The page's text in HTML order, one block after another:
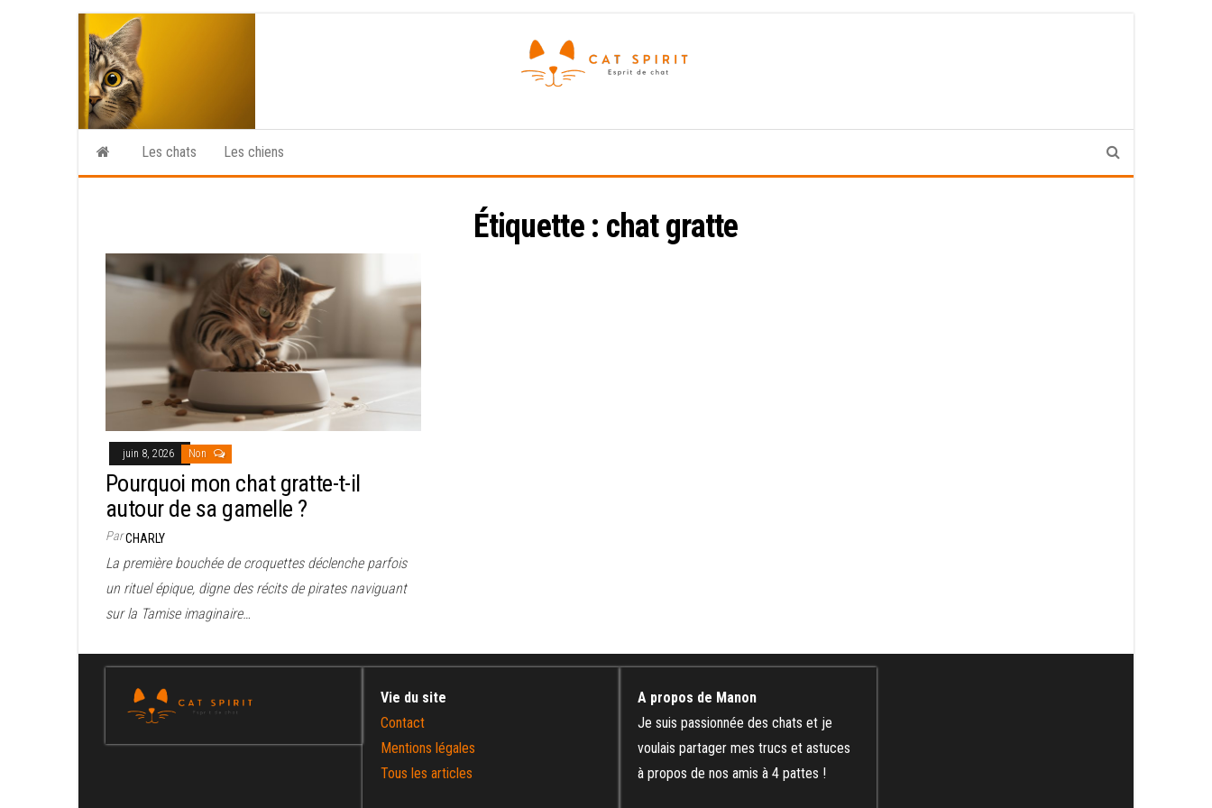
to
the
content
chat
Les chats Les chiens
Étiquette : chat gratte
juin 8, 2026 Non
Pourquoi mon chat gratte-t-il
autour de sa gamelle ?
ParCHARLY
La première bouchée de croquettes déclenche parfois
un rituel épique, digne des récits de pirates naviguant
sur la Tamise imaginaire…
Vie du site
Contact
Mentions légales
Tous les articles
A propos de Manon
Je suis passionnée des chats et je
voulais partager mes trucs et astuces
à propos de nos amis à 4 pattes !